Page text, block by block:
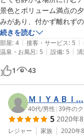
景色とボリューム満点の
みがあり、付かず離れず
した。お世話になりまし
続きを読む
部屋: 4 | 接客・サービス: 5 |
温泉・お風呂: 5 | 設備: 5 |
1 43
ＭＩＹＡＢＩ...
40代/男性 |39件の
5 2020年
レジャー 家族 2020年